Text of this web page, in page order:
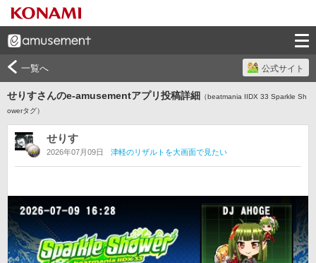
一覧へ 公式サイト
せりすさんのe-amusementアプリ投稿詳細 （beatmania IIDX 33 Sparkle Sh
owerタグ）
せりす
2026年07月09日 津軽のリザルトを大画面で見たい